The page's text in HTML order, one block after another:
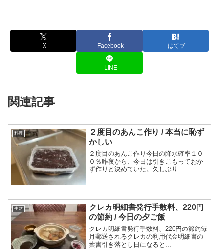
X Facebook はてブ
LINE
関連記事
料理
２度目のあんこ作り / 本当に恥ず
かしい
２度目のあんこ作り今日の降水確率１０
０％昨夜から、今日は引きこもっておか
ず作りと決めていた。久しぶり...
生活
クレカ明細書発行手数料、220円
の節約 / 今日の夕ご飯
クレカ明細書発行手数料、220円の節約毎
月郵送されるクレカの利用代金明細書の
葉書引き落とし日になると...